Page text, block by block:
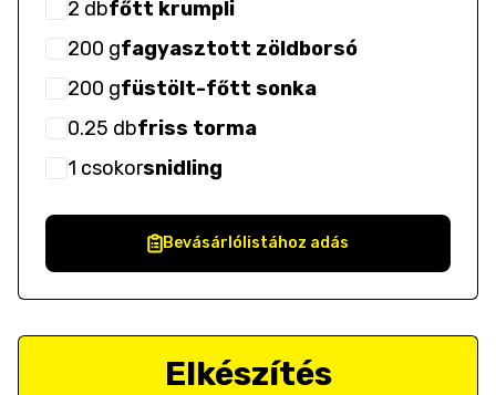
2 dbfőtt krumpli
200 gfagyasztott zöldborsó
200 gfüstölt-főtt sonka
0.25 dbfriss torma
1 csokorsnidling
Bevásárlólistához adás
Elkészítés